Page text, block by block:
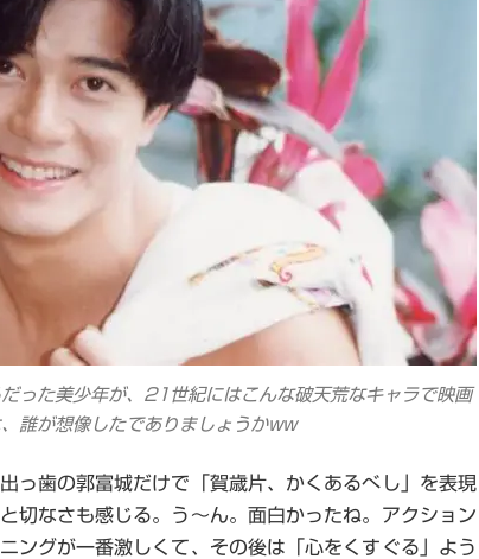
った美少年が、21世紀にはこんな破天荒なキャラで映画
誰が想像したでありましょうかww
っ歯の郭富城だけで「賀歳片、かくあるべし」を表現
切なさも感じる。う～ん。面白かったね。アクション
ングが一番激しくて、その後は「心をくすぐる」よう